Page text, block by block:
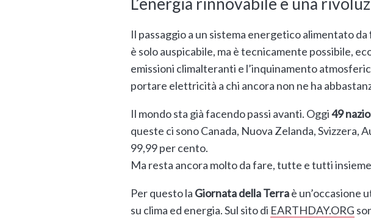
Il passaggio a un sistema energetico alimentato da
è solo auspicabile, ma è tecnicamente possibile,
emissioni climalteranti e l’inquinamento
portare elettricità a chi ancora non ne ha
Il mondo sta già facendo passi avanti. Oggi49
queste ci sono Canada, Nuova Zelanda, Svizzera,
99,99 per cento.
Ma resta ancora molto da fare, tutte e tutti
Per questo la Giornata della Terraè un’occasione
su clima ed energia. Sul sito di EARTHDAY.ORG